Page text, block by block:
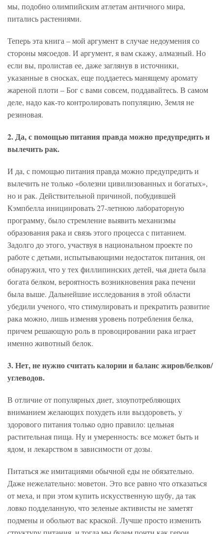
мы, подобно олимпийским атлетам античного мира,
питались растениями.
Теперь эта книга – мой аргумент в случае недоумения со
стороны мясоедов. И аргумент, я вам скажу, алмазный. Но
если вы, пролистав ее, даже заглянув в источники,
указанные в сносках, еще поддаетесь манящему аромату
жареной плоти – Бог с вами совсем, поддавайтесь. В самом
деле, надо как-то контролировать популяцию, Земля не
резиновая.
2. Да, с помощью питания правда можно предупредить и
вылечить рак.
И да, с помощью питания правда можно предупредить и
вылечить не только «болезни цивилизованных и богатых»,
но и рак. Действительной причиной, побудившей
Кэмпбелла инициировать 27-летнюю лабораторную
программу, было стремление выявить механизмы
образования рака и связь этого процесса с питанием.
Задолго до этого, участвуя в национальном проекте по
работе с детьми, испытывающими недостаток питания, он
обнаружил, что у тех филлипинских детей, чья диета была
богата белком, вероятность возникновения рака печени
была выше. Дальнейшие исследования в этой области
убедили ученого, что стимулировать и прекратить развитие
рака можно, лишь изменяя уровень потребления белка,
причем решающую роль в провоцировании рака играет
именно животный белок.
3. Нет, не нужно считать калории и баланс жиров/белков/
углеводов.
В отличие от популярных диет, злоупотребляющих
вниманием желающих похудеть или выздороветь, у
здорового питания только одно правило: цельная
растительная пища. Ну и умеренность: все может быть и
ядом, и лекарством в зависимости от дозы.
Питаться же имитациями обычной еды не обязательно.
Даже нежелательно: моветон. Это все равно что отказаться
от меха, и при этом купить искусственную шубу, да так
ловко подделанную, что зеленые активисты не заметят
подмены и обольют вас краской. Лучше просто изменить